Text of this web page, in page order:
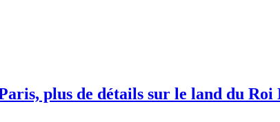
plus de détails sur le land du Roi